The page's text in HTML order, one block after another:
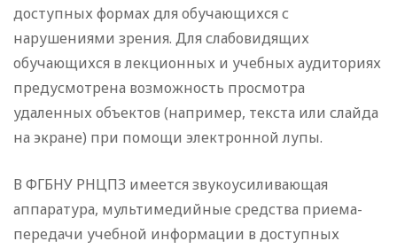
доступных формах для обучающихся с
нарушениями зрения. Для слабовидящих
обучающихся в лекционных и учебных аудиториях
предусмотрена возможность просмотра
удаленных объектов (например, текста или слайда
на экране) при помощи электронной лупы.
В ФГБНУ РНЦПЗ имеется звукоусиливающая
аппаратура, мультимедийные средства приема-
передачи учебной информации в доступных